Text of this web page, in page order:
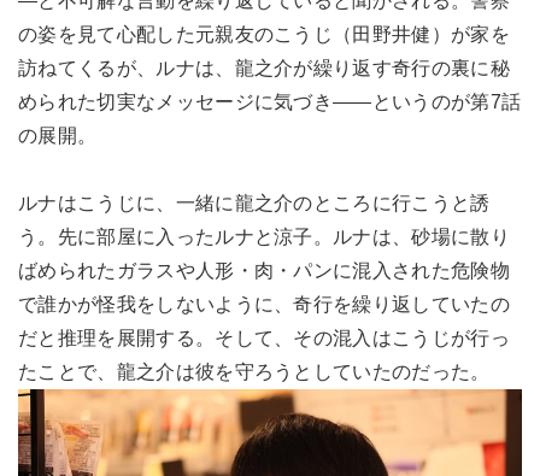
の姿を見て心配した元親友のこうじ（田野井健）が家を
訪ねてくるが、ルナは、龍之介が繰り返す奇行の裏に秘
められた切実なメッセージに気づき――というのが第7話
の展開。
ルナはこうじに、一緒に龍之介のところに行こうと誘
う。先に部屋に入ったルナと涼子。ルナは、砂場に散り
ばめられたガラスや人形・肉・パンに混入された危険物
で誰かが怪我をしないように、奇行を繰り返していたの
だと推理を展開する。そして、その混入はこうじが行っ
たことで、龍之介は彼を守ろうとしていたのだった。